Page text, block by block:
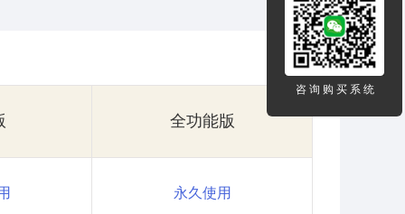
全功能版
永久使用
咨 询 购 买 系 统